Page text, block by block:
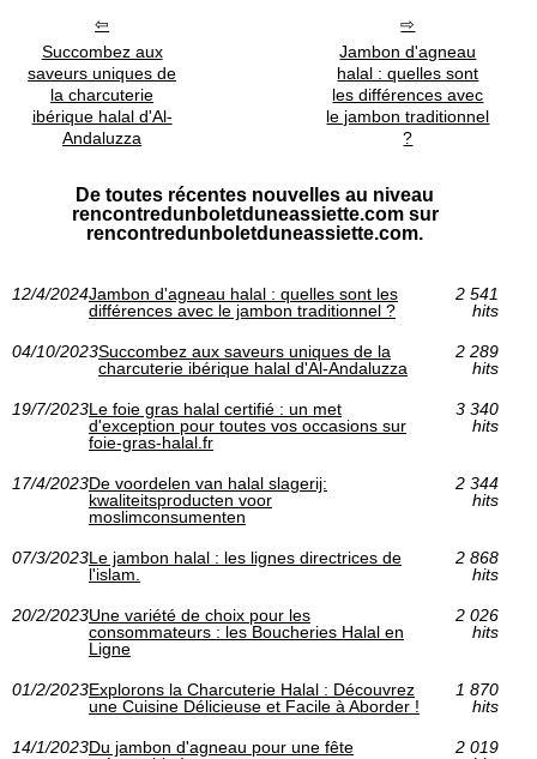
Succombez aux
saveurs uniques de
la charcuterie
ibérique halal d'Al-
Andaluzza
Jambon d'agneau
halal : quelles sont
les différences avec
le jambon traditionnel
?
De toutes récentes nouvelles au niveau
rencontredunboletduneassiette.com sur
rencontredunboletduneassiette.com.
12/4/2024Jambon d'agneau halal : quelles sont les
différences avec le jambon traditionnel ?
2 541
hits
04/10/2023Succombez aux saveurs uniques de la
charcuterie ibérique halal d'Al-Andaluzza
2 289
hits
19/7/2023Le foie gras halal certifié : un met
d'exception pour toutes vos occasions sur
foie-gras-halal.fr
3 340
hits
17/4/2023De voordelen van halal slagerij:
kwaliteitsproducten voor
moslimconsumenten
2 344
hits
07/3/2023Le jambon halal : les lignes directrices de
l'islam.
2 868
hits
20/2/2023Une variété de choix pour les
consommateurs : les Boucheries Halal en
Ligne
2 026
hits
01/2/2023Explorons la Charcuterie Halal : Découvrez
une Cuisine Délicieuse et Facile à Aborder !
1 870
hits
14/1/2023Du jambon d'agneau pour une fête
2 019